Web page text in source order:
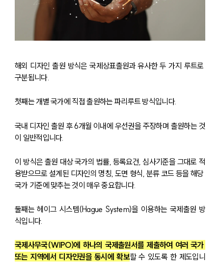
해외 디자인 출원 방식은 국제상표출원과 유사한 두 가지 루트로
구분됩니다.
첫째는 개별 국가에 직접 출원하는 파리루트 방식입니다.
국내 디자인 출원 후 6개월 이내에 우선권을 주장하며 출원하는 것
이 일반적입니다.
이 방식은 출원 대상 국가의 법률, 등록요건, 심사기준을 그대로 적
용받으므로 설계된 디자인의 명칭, 도면 형식, 분류 코드 등을 해당
국가 기준에 맞추는 것이 매우 중요합니다.
둘째는 헤이그 시스템(Hague System)을 이용하는 국제출원 방
식입니다.
국제사무국(WIPO)에 하나의 국제출원서를 제출하여 여러 국가
또는 지역에서 디자인권을 동시에 확보할 수 있도록 한 제도입니